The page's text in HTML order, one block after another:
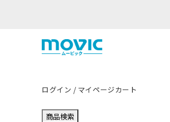
ログイン / マイページカート
商品検索